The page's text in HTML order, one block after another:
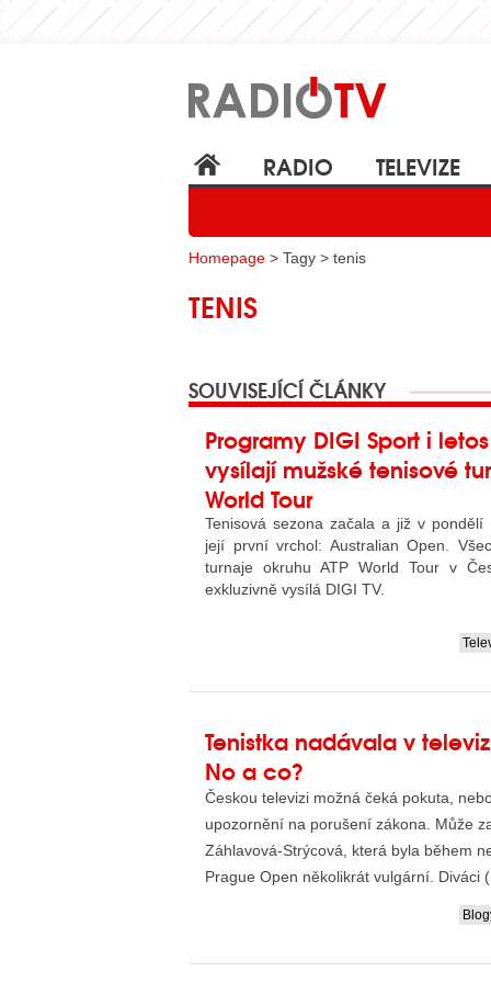
RADIO TELEVIZE
Homepage > Tagy > tenis
TENIS
SOUVISEJÍCÍ ČLÁNKY
Programy DIGI Sport i
vysílají mužské tenisové
World Tour
Tenisová sezona začala a již v pondělí
její první vrchol: Australian Open.
turnaje okruhu ATP World Tour v
exkluzivně vysílá DIGI TV.
Tenistka nadávala v
No a co?
Českou televizi možná čeká pokuta,
upozornění na porušení zákona. Může
Záhlavová-Strýcová, která byla během
Prague Open několikrát vulgární. Diváci